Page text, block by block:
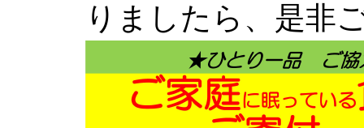
りましたら、是非